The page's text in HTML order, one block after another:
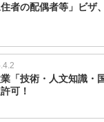
住者の配偶者等」ビザ
「技術・人文知識・
可！